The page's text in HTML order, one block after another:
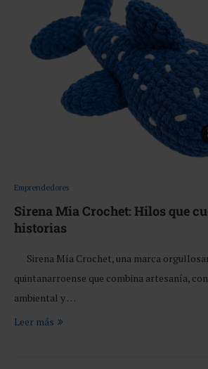
Emprendedores
Sirena Mia Crochet: Hilos que
historias
Sirena Mía Crochet, una marca
quintanarroense que combina artesanía,
ambiental y …
Leer más